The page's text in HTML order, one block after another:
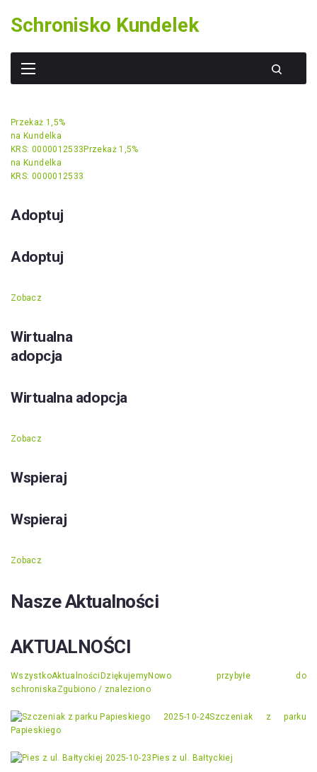
content
Schronisko Kundelek
Przekaż 1,5%
na Kundelka
KRS: 0000012533 Przekaż 1,5%
na Kundelka
KRS: 0000012533
Adoptuj
Adoptuj
Zobacz
Wirtualna
adopcja
Wirtualna adopcja
Zobacz
Wspieraj
Wspieraj
Zobacz
Nasze Aktualności
AKTUALNOŚCI
WszystkoAktualności DziękujemyNowo przybyłe do
schroniska Zgubiono / znaleziono
2025-10-24Szczeniak z parku
Papieskiego
2025-10-23 Pies z ul. Bałtyckiej